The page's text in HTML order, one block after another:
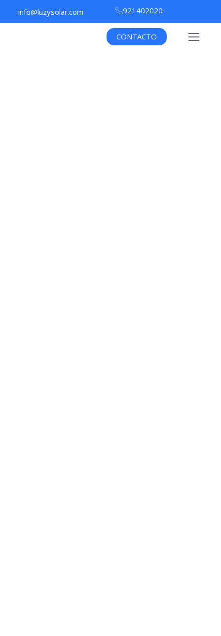
info@luzysolar.com 921402020
CONTACTO